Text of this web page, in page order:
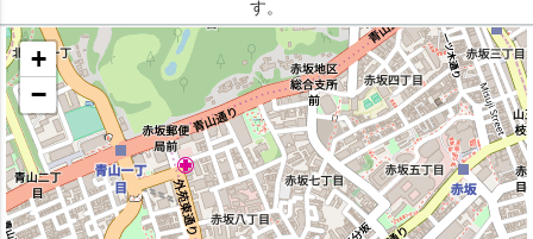
す。
+
−